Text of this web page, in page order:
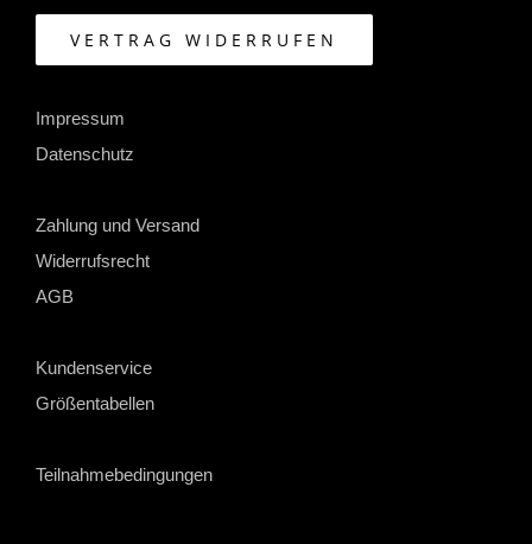
VERTRAG WIDERRUFEN
Impressum
Datenschutz
Zahlung und Versand
Widerrufsrecht
AGB
Kundenservice
Größentabellen
Teilnahmebedingungen